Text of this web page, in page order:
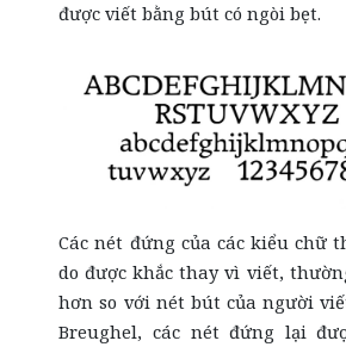
được viết bằng bút có ngòi bẹt.
Các nét đứng của các kiểu chữ
do được khắc thay vì viết,
hơn so với nét bút của người
Breughel, các nét đứng lại